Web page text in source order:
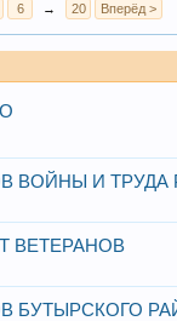
6 → 20 Вперёд >
ВОЙНЫ И ТРУДА
ВЕТЕРАНОВ
БУТЫРСКОГО